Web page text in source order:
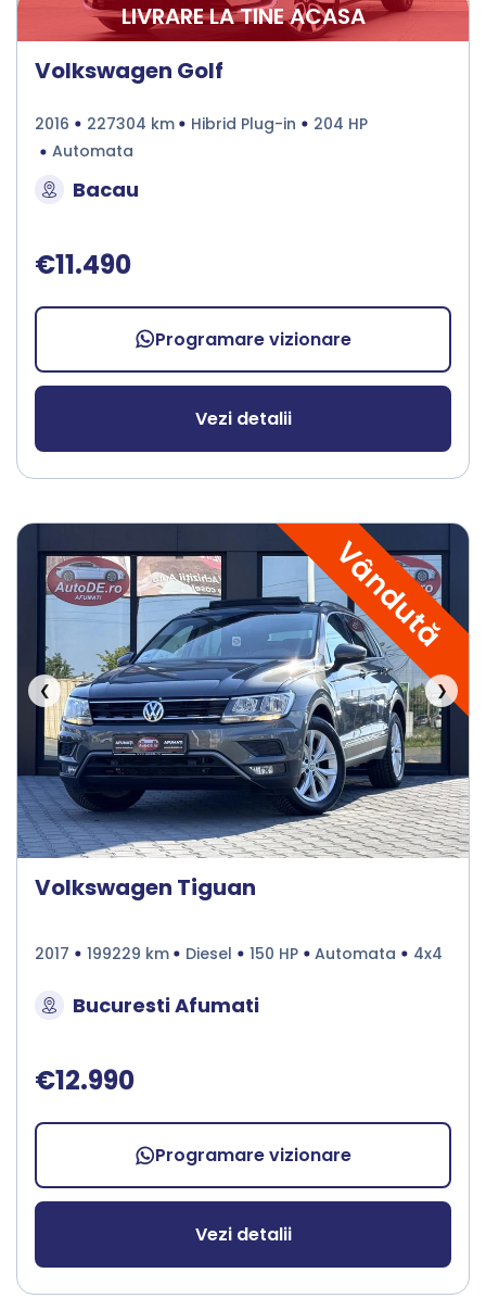
LIVRARE LA TINE ACASA
Volkswagen Golf
2016 227304 km Hibrid Plug-in
204 HP
Automata
Bacau
€11.490
Programare vizionare
Vezi detalii
Vândută
❮ ❯
Volkswagen Tiguan
2017 199229 km Diesel 150 HP Automata 4x4
Bucuresti Afumati
€12.990
Programare vizionare
Vezi detalii